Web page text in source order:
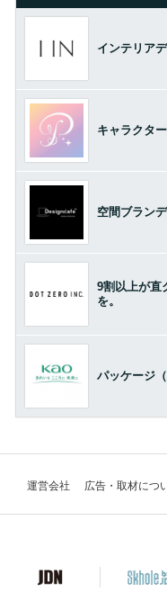
インテリア
キャラクタ
空間ブラン
9割以上が直
を。
パッケージ
運営会社 広告・取材につ